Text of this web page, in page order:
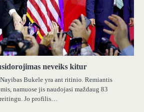
neveiks kitur
Bukele yra ant ritinio. Remiantis
namuose jis naudojasi maždaug 83
Jo profilis…